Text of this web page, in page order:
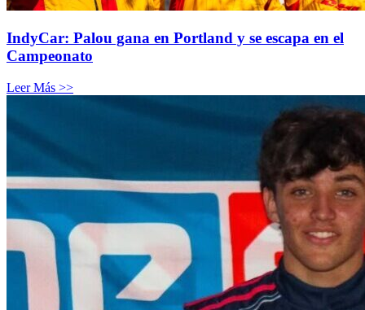
IndyCar: Palou gana en Portland y se escapa en el
Campeonato
Leer Más >>